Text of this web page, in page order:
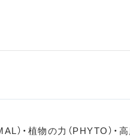
・植物の力（PHYTO）・